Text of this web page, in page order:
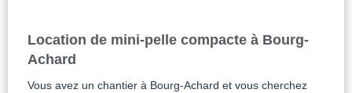
Location de mini-pelle compacte à Bourg-
Achard
Vous avez un chantier à Bourg-Achard et vous cherchez